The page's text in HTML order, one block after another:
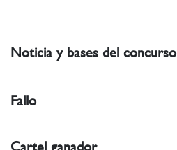
Noticia y bases del concurso
Fallo